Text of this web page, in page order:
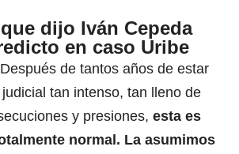
dijo Iván Cepeda
en caso Uribe
de tantos años de estar
tan intenso, tan lleno de
y presiones, esta es
normal. La asumimos